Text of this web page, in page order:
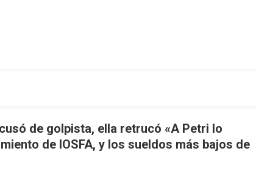
de golpista, ella retrucó «A Petri lo
de IOSFA, y los sueldos más bajos de